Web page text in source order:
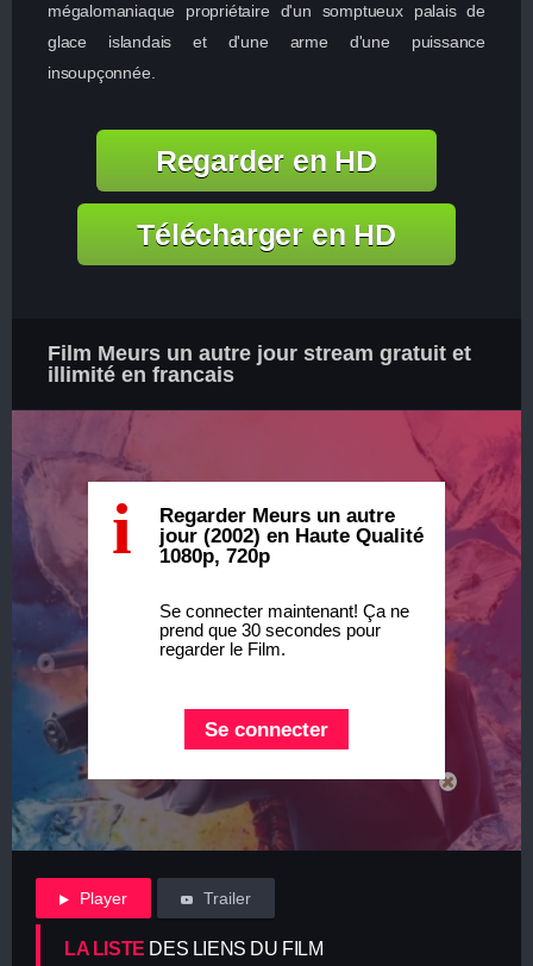
mégalomaniaque propriétaire d'un somptueux palais de
glace islandais et d'une arme d'une puissance
insoupçonnée.
Regarder en HD
Télécharger en HD
Film Meurs un autre jour stream gratuit et
illimité en francais
i
Regarder Meurs un autre
jour (2002) en Haute Qualité
1080p, 720p
Se connecter maintenant! Ça ne
prend que 30 secondes pour
regarder le Film.
Se connecter
Player Trailer
LA LISTE DES LIENS DU FILM